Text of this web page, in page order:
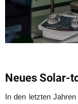
Neues Solar-
In den letzten